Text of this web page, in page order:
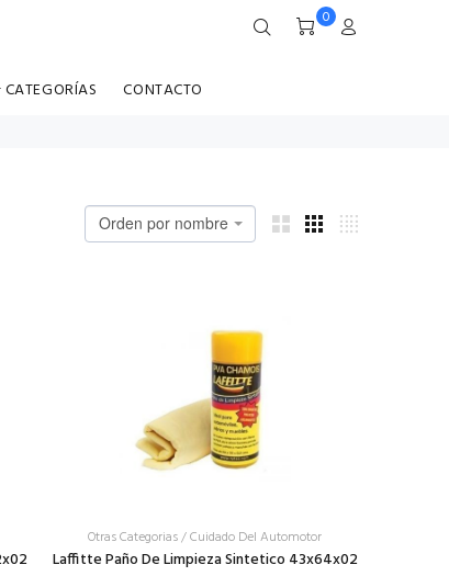
0
CATEGORÍAS CONTACTO
Orden por nombre
Otras Categorias/Cuidado Del Automotor
Laffitte Paño De Limpieza Sintetico 43x64x02